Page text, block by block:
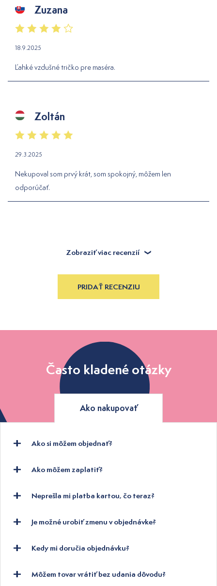
Zuzana
18.9.2025
Ľahké vzdušné tričko pre maséra.
Zoltán
29.3.2025
Nekupoval som prvý krát, som spokojný, môžem len
odporúčať.
Zobraziť viac recenzií
PRIDAŤ RECENZIU
Často kladené otázky
Ako nakupovať
Ako si môžem objednať?
Ako môžem zaplatiť?
Neprešla mi platba kartou, čo teraz?
Je možné urobiť zmenu v objednávke?
Kedy mi doručia objednávku?
Môžem tovar vrátiť bez udania dôvodu?